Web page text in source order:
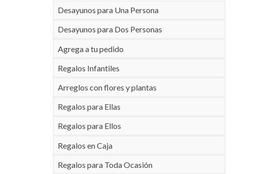
Desayunos para Una Persona
Desayunos para Dos Personas
Agrega a tu pedido
Regalos Infantiles
Arreglos con flores y plantas
Regalos para Ellas
Regalos para Ellos
Regalos en Caja
Regalos para Toda Ocasión